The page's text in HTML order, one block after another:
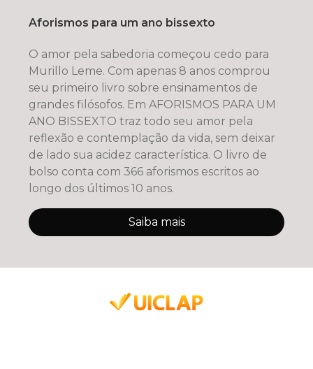
Aforismos para um ano bissexto
O amor pela sabedoria começou cedo para
Murillo Leme. Com apenas 8 anos comprou
seu primeiro livro sobre ensinamentos de
grandes filósofos. Em AFORISMOS PARA UM
ANO BISSEXTO traz todo seu amor pela
reflexão e contemplação da vida, sem deixar
de lado sua acidez característica. O livro de
bolso conta com 366 aforismos escritos ao
longo dos últimos 10 anos.
Saiba mais